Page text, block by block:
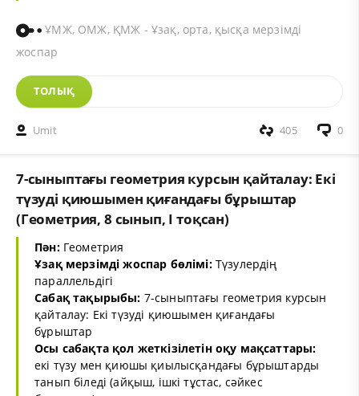
ҰМЖ, ОМЖ, ҚМЖ - Ұзақ, орта, қысқа мерзімді
жоспар
ТОЛЫҚ
Umit 0
405
7-сыныптағы геометрия курсын қайталау: Екі
түзуді қиюшымен қиғандағы бұрыштар
(Геометрия, 8 сынып, I тоқсан)
Пән:Геометрия
Ұзақ мерзімді жоспар бөлімі:Түзулердің
параллельдігі
Сабақ тақырыбы: 7-сыныптағы геометрия курсын
қайталау: Екі түзуді қиюшымен қиғандағы
бұрыштар
Осы сабақта қол жеткізілетін оқу мақсаттары:
екі түзу мен қиюшы қиылысқандағы бұрыштарды
танып біледі (айқыш, ішкі тұстас, сәйкес